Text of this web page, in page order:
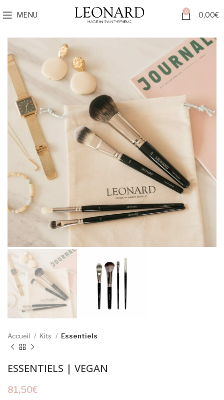
MENU 0 0,00€
Accueil Kits Essentiels
ESSENTIELS | VEGAN
81,50€